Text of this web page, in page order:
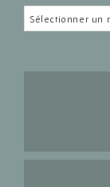
Archives